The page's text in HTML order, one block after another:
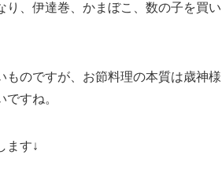
り、伊達巻、かまぼこ、数の子を買
ものですが、お節料理の本質は歳神
すね。
ます↓